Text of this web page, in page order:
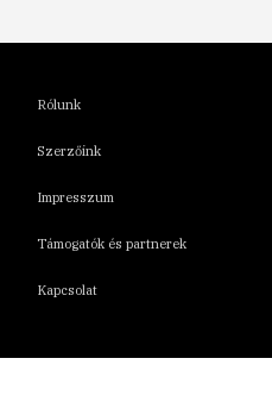
Rólunk
Szerzőink
Impresszum
Támogatók és partnerek
Kapcsolat